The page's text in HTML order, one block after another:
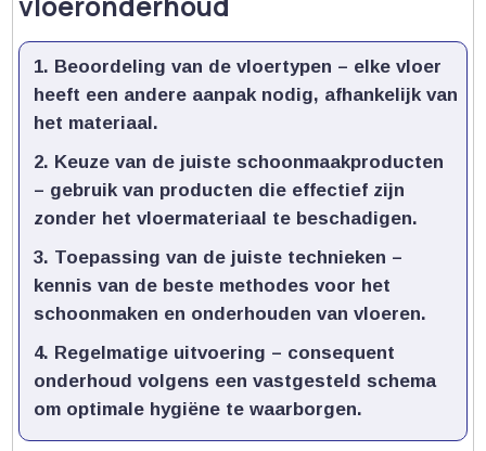
Beoordeling van de vloertypen – elke vloer
heeft een andere aanpak nodig, afhankelijk van
het materiaal.​
Keuze van de juiste schoonmaakproducten
– gebruik van producten die effectief zijn
zonder het vloermateriaal te beschadigen.​
Toepassing van de juiste technieken –
kennis van de beste methodes voor het
schoonmaken en onderhouden van vloeren.​
Regelmatige uitvoering – consequent
onderhoud volgens een vastgesteld schema
om optimale hygiëne te waarborgen.​